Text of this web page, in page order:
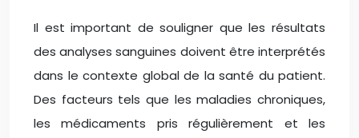
Il est important de souligner que les résultats
des analyses sanguines doivent être interprétés
dans le contexte global de la santé du patient.
Des facteurs tels que les maladies chroniques,
les médicaments pris régulièrement et les